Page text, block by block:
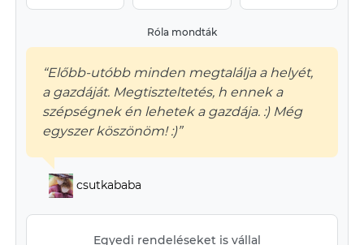
Róla mondták
“Előbb-utóbb minden megtalálja a helyét,
a gazdáját. Megtiszteltetés, h ennek a
szépségnek én lehetek a gazdája. :) Még
egyszer köszönöm! :)”
csutkababa
Egyedi rendeléseket is vállal